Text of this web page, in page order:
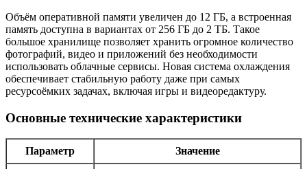
Объём оперативной памяти увеличен до 12 ГБ, а встроенная
память доступна в вариантах от 256 ГБ до 2 ТБ. Такое
большое хранилище позволяет хранить огромное количество
фотографий, видео и приложений без необходимости
использовать облачные сервисы. Новая система охлаждения
обеспечивает стабильную работу даже при самых
ресурсоёмких задачах, включая игры и видеоредактуру.
Основные технические характеристики
Параметр Значение